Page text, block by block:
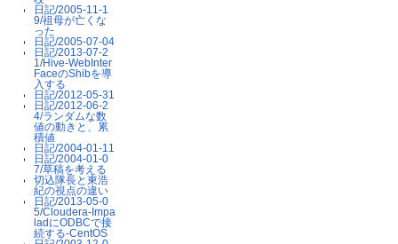
日記/2005-11-1
9/祖母が亡くな
った
日記/2005-07-04
日記/2013-07-2
1/Hive-WebInter
FaceのShibを導
入する
日記/2012-05-31
日記/2012-06-2
4/ランダムな数
値の動きと、累
積値
日記/2004-01-11
日記/2004-01-0
7/草稿を考える
切込隊長と東浩
紀の視点の違い
日記/2013-05-0
5/Cloudera-Impa
ladにODBCで接
続する-CentOS